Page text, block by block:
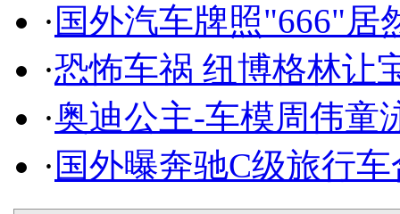
· 国外汽车牌照"666"居
·恐怖车祸 纽博格林让
·奥迪公主-车模周伟童
· 国外曝奔驰C级旅行